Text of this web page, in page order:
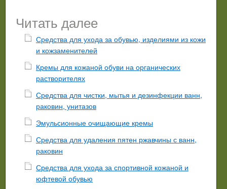
Читать далее
Средства для ухода за обувью, изделиями из кожи
и кожзаменителей
Кремы для кожаной обуви на органических
растворителях
Средства для чистки, мытья и дезинфекции ванн,
раковин, унитазов
Эмульсионные очищающие кремы
Средства для удаления пятен ржавчины с ванн,
раковин
Средства для ухода за спортивной кожаной и
юфтевой обувью